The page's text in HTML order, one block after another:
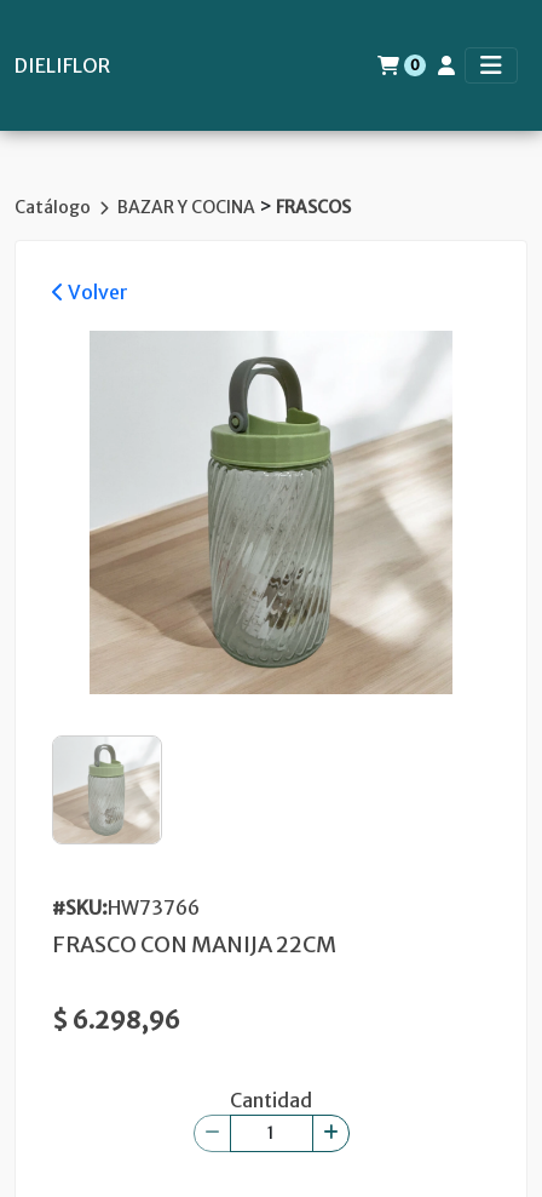
DIELIFLOR 0
Catálogo BAZAR Y COCINA > FRASCOS
Volver
#SKU:HW73766
FRASCO CON MANIJA 22CM
$ 6.298,96
Cantidad